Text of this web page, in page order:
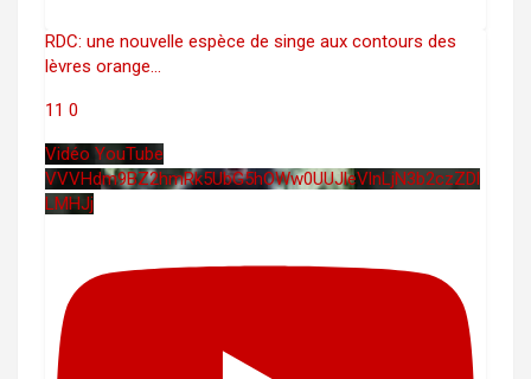
RDC: une nouvelle espèce de singe aux contours des
lèvres orange...
11 0
Vidéo YouTube
VVVHdm9BZ2hmRk5UbG5hOWw0UUJleVlnLjN3b2czZDl
LMHJj